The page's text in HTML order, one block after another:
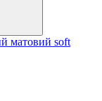
матовий soft